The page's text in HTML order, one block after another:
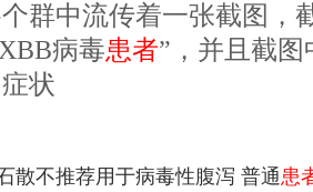
群中流传着一张截图，
病毒患者”，并且截
状
散不推荐用于病毒性腹泻 普通患